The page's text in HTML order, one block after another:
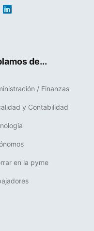
de...
/ Finanzas
y Contabilidad
en la pyme